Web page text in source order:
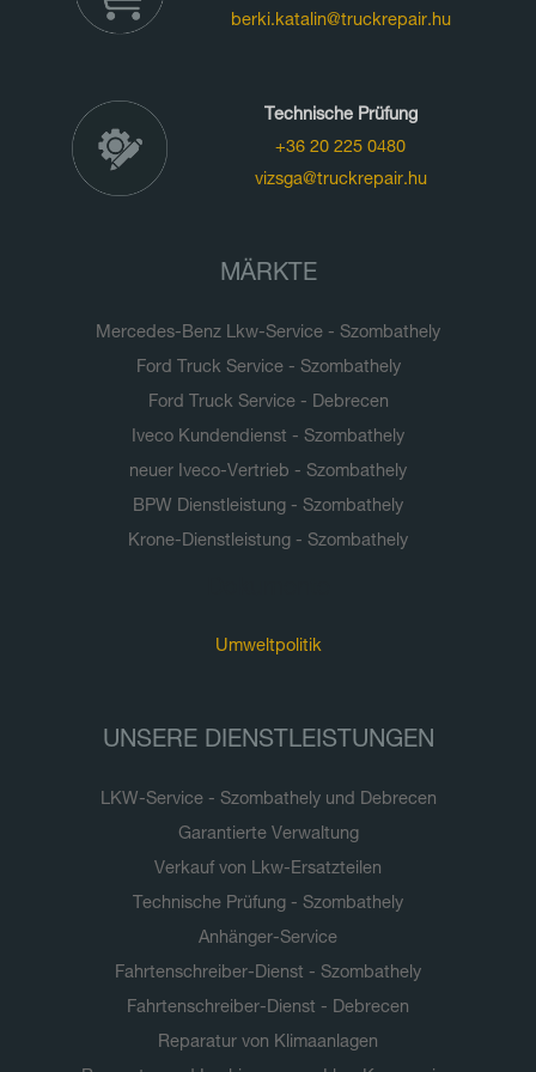
berki.katalin@truckrepair.hu
Technische Prüfung
+36 20 225 0480
vizsga@truckrepair.hu
MÄRKTE
Mercedes-Benz Lkw-Service - Szombathely
Ford Truck Service - Szombathely
Ford Truck Service - Debrecen
Iveco Kundendienst - Szombathely
neuer Iveco-Vertrieb - Szombathely
BPW Dienstleistung - Szombathely
Krone-Dienstleistung - Szombathely
Umweltpolitik
UNSERE DIENSTLEISTUNGEN
LKW-Service - Szombathely und Debrecen
Garantierte Verwaltung
Verkauf von Lkw-Ersatzteilen
Technische Prüfung - Szombathely
Anhänger-Service
Fahrtenschreiber-Dienst - Szombathely
Fahrtenschreiber-Dienst - Debrecen
Reparatur von Klimaanlagen